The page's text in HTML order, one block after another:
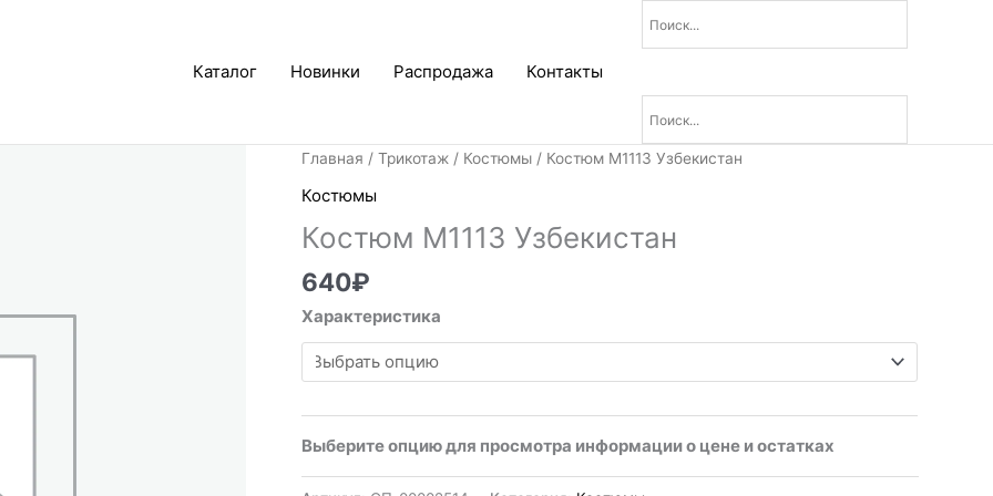
Каталог Новинки Распродажа Контакты
Главная /Трикотаж / Костюмы / Костюм М1113 Узбекистан
Костюмы
Костюм М1113 Узбекистан
640₽
Характеристика
Выберите опцию для просмотра информации о цене и остатках